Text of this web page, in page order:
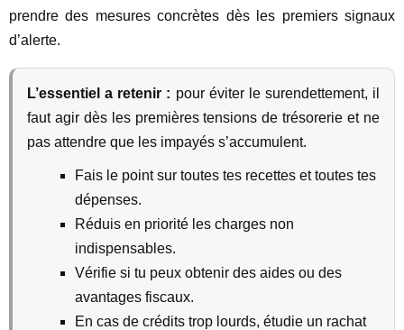
prendre des mesures concrètes dès les premiers signaux
d’alerte.
L’essentiel a retenir : pour éviter le surendettement, il
faut agir dès les premières tensions de trésorerie et ne
pas attendre que les impayés s’accumulent.
Fais le point sur toutes tes recettes et toutes tes
dépenses.
Réduis en priorité les charges non
indispensables.
Vérifie si tu peux obtenir des aides ou des
avantages fiscaux.
En cas de crédits trop lourds, étudie un rachat